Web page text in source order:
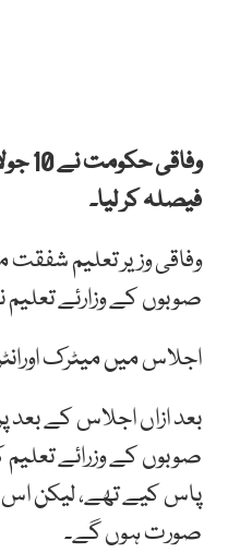
فیصلہ کر لیا۔
وفاقی وزیر تعلیم
صوبوں کے وزارئے
اجلاس میں میٹرک
بعد ازاں اجلاس کے
صوبوں کے وزرائے
پاس کیے تھے، لیکن اس
صورت ہوں گے۔